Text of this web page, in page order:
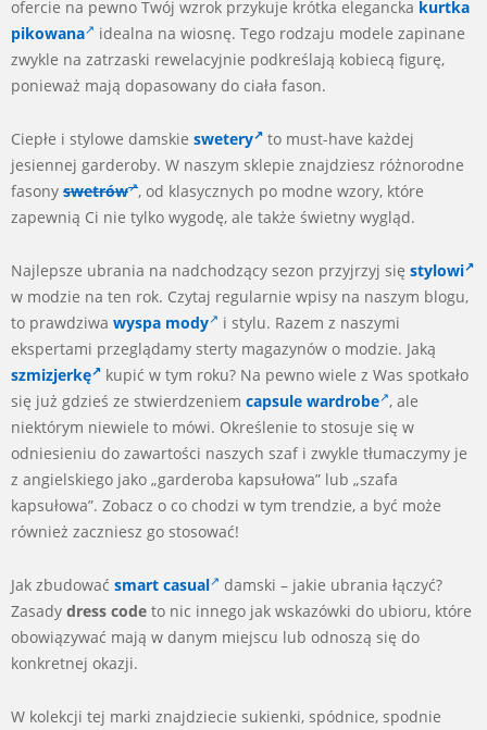
ofercie na pewno Twój wzrok przykuje krótka elegancka kurtka
pikowana
idealna na wiosnę. Tego rodzaju modele zapinane
zwykle na zatrzaski rewelacyjnie podkreślają kobiecą figurę,
ponieważ mają dopasowany do ciała fason.
Ciepłe i stylowe damskie swetery
to must-have każdej
jesiennej garderoby. W naszym sklepie znajdziesz różnorodne
fasony swetrów , od klasycznych po modne wzory, które
zapewnią Ci nie tylko wygodę, ale także świetny wygląd.
Najlepsze ubrania na nadchodzący sezon przyjrzyj się stylowi
w modzie na ten rok. Czytaj regularnie wpisy na naszym blogu,
to prawdziwa wyspa mody
i stylu. Razem z naszymi
ekspertami przeglądamy sterty magazynów o modzie. Jaką
szmizjerkę
kupić w tym roku? Na pewno wiele z Was spotkało
się już gdzieś ze stwierdzeniem capsule wardrobe , ale
niektórym niewiele to mówi. Określenie to stosuje się w
odniesieniu do zawartości naszych szaf i zwykle tłumaczymy je
z angielskiego jako „garderoba kapsułowa” lub „szafa
kapsułowa”. Zobacz o co chodzi w tym trendzie, a być może
również zaczniesz go stosować!
Jak zbudować smart casual
damski – jakie ubrania łączyć?
Zasady dress code to nic innego jak wskazówki do ubioru, które
obowiązywać mają w danym miejscu lub odnoszą się do
konkretnej okazji.
W kolekcji tej marki znajdziecie sukienki, spódnice, spodnie